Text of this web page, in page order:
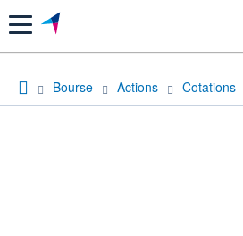
Menu
Bourse Actions Cotations